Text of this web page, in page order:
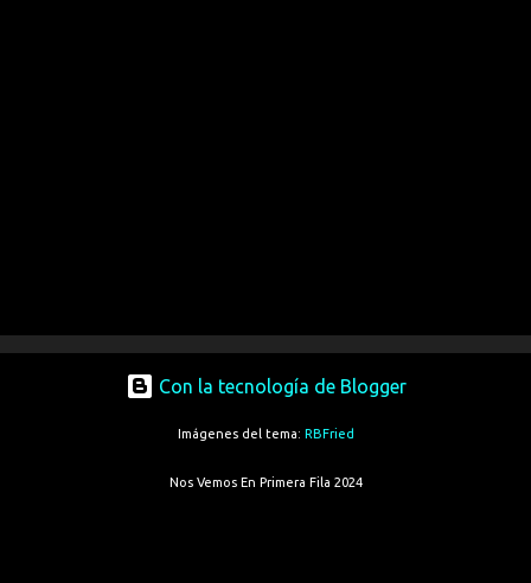
Con la tecnología de Blogger
Imágenes del tema: RBFried
Nos Vemos En Primera Fila 2024